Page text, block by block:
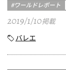
ワールドレポート
2019/1/10掲載
バレエ